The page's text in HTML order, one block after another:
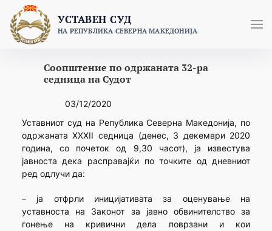
content
УСТАВЕН СУД
НА РЕПУБЛИКА СЕВЕРНА МАКЕДОНИЈА
Соопштение по одржаната 32-ра
седница на Судот
03/12/2020
Уставниот суд на Република Северна Македонија, по
одржаната XХXII седница (денeс, 3 декември 2020
година, со почеток од 9,30 часот), ја известува
јавноста дека расправајќи по точките од дневниот
ред одлучи да:
– ја отфрли иницијативата за оценување на
уставноста на Законот за јавно обвинителство за
гонење на кривични дела поврзани и кои